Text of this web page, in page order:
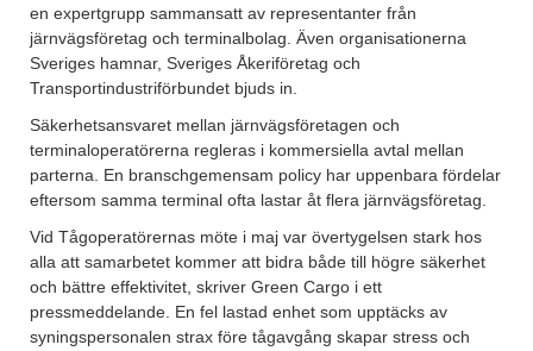
en expertgrupp sammansatt av representanter från
järnvägsföretag och terminalbolag. Även organisationerna
Sveriges hamnar, Sveriges Åkeriföretag och
Transportindustriförbundet bjuds in.
Säkerhetsansvaret mellan järnvägsföretagen och
terminaloperatörerna regleras i kommersiella avtal mellan
parterna. En branschgemensam policy har uppenbara fördelar
eftersom samma terminal ofta lastar åt flera järnvägsföretag.
Vid Tågoperatörernas möte i maj var övertygelsen stark hos
alla att samarbetet kommer att bidra både till högre säkerhet
och bättre effektivitet, skriver Green Cargo i ett
pressmeddelande. En fel lastad enhet som upptäcks av
syningspersonalen strax före tågavgång skapar stress och